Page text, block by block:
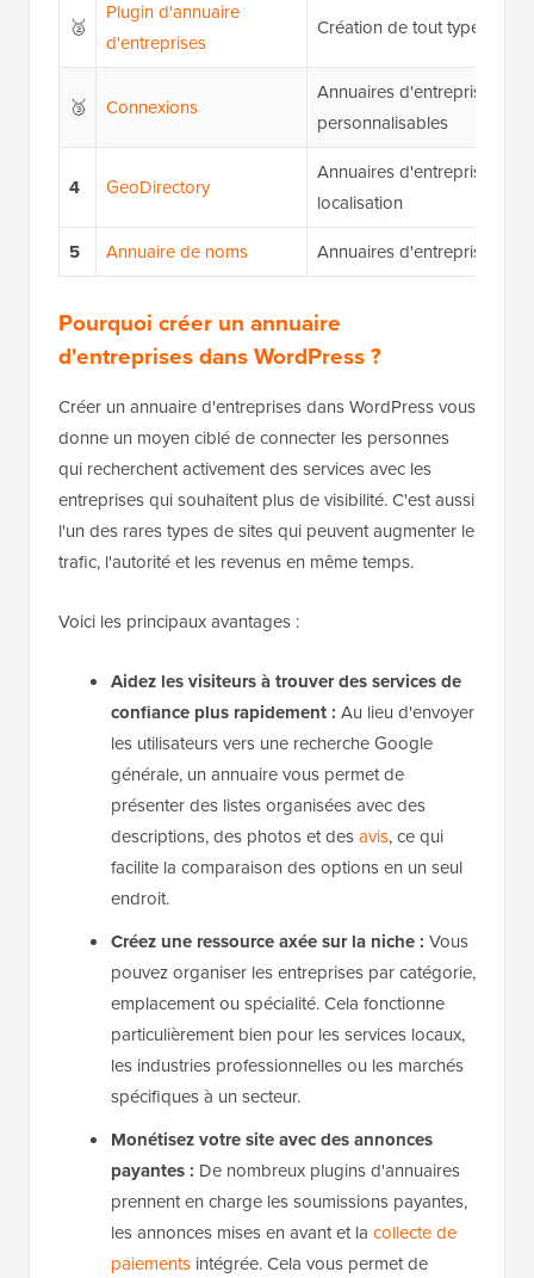
🥈
Plugin d'annuaire
d'entreprises
Création de tout type
🥉 Connexions
Annuaires d'entreprises
personnalisables
4 GeoDirectory
Annuaires d'entreprises
localisation
5 Annuaire de noms Annuaires d'entreprises
Pourquoi créer un annuaire
d'entreprises dans WordPress ?
Créer un annuaire d'entreprises dans WordPress vous
donne un moyen ciblé de connecter les personnes
qui recherchent activement des services avec les
entreprises qui souhaitent plus de visibilité. C'est aussi
l'un des rares types de sites qui peuvent augmenter le
trafic, l'autorité et les revenus en même temps.
Voici les principaux avantages :
Aidez les visiteurs à trouver des services de
confiance plus rapidement : Au lieu d'envoyer
les utilisateurs vers une recherche Google
générale, un annuaire vous permet de
présenter des listes organisées avec des
descriptions, des photos et desavis, ce qui
facilite la comparaison des options en un seul
endroit.
Créez une ressource axée sur la niche : Vous
pouvez organiser les entreprises par catégorie,
emplacement ou spécialité. Cela fonctionne
particulièrement bien pour les services locaux,
les industries professionnelles ou les marchés
spécifiques à un secteur.
Monétisez votre site avec des annonces
payantes : De nombreux plugins d'annuaires
prennent en charge les soumissions payantes,
les annonces mises en avant et la collecte de
paiements intégrée. Cela vous permet de